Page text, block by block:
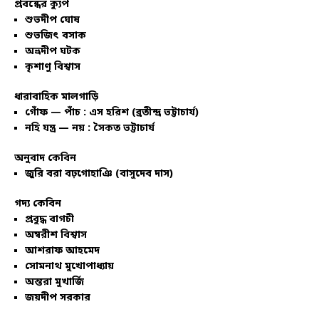
প্রবন্ধের ক্যুপ
শুভদীপ ঘোষ
শুভজিৎ বসাক
অভ্রদীপ ঘটক
কৃশাণু বিশ্বাস
ধারাবাহিক মালগাড়ি
গোঁফ — পাঁচ : এস হরিশ (ব্রতীন্দ্র ভট্টাচার্য)
নহি যন্ত্র — নয় : সৈকত ভট্টাচার্য
অনুবাদ কেবিন
জুরি বরা বঢ়গোহাঞি (বাসুদেব দাস)
গদ্য কেবিন
প্রবুদ্ধ বাগচী
অম্বরীশ বিশ্বাস
আশরাফ আহমেদ
সোমনাথ মুখোপাধ্যায়
অন্তরা মুখার্জি
জয়দীপ সরকার